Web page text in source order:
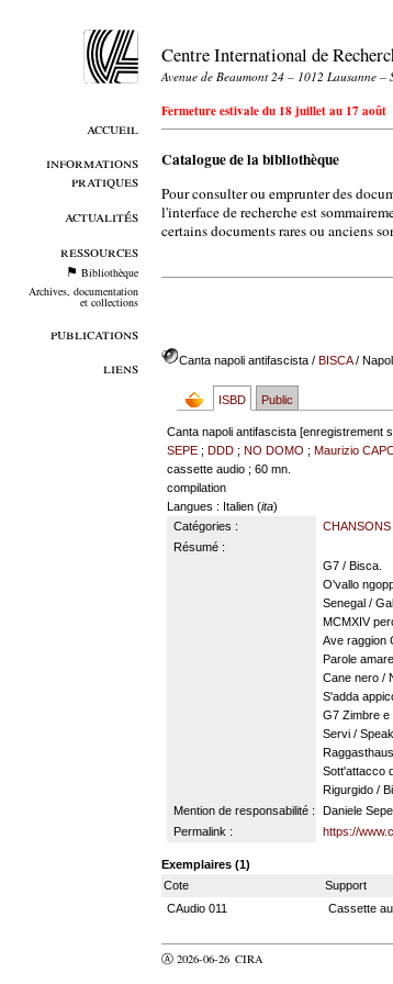
accueil
informations
pratiques
actualités
ressources
Bibliothèque
Archives, documentation
et collections
publications
liens
Centre International de
Avenue de Beaumont 24 – 1012 Lausanne –
Fermeture estivale du 18 juillet au 17 août
Catalogue de la bibliothèque
Pour consulter ou emprunter des
l'interface de recherche est
certains documents rares ou anciens
Canta napoli antifascista/ BISCA/
ISBD Public
Canta napoli antifascista [enregistrement
SEPE ;DDD ;NO DOMO ;Maurizio
cassette audio ; 60 mn.
compilation
Langues : Italien (ita)
Catégories :
CHANSONS
Résumé :
G7 / Bisca.
O'vallo
Senegal /
MCMXIV
Ave raggion
Parole
Cane nero /
S'adda
G7 Zimbre e
Servi /
Sott'attacco
Rigurgido /
Mention de responsabilité :
Daniele
Permalink :
https://
Exemplaires (1)
Cote
Support
CAudio 011
Cassette
Ⓐ 2026-06-26 CIRA